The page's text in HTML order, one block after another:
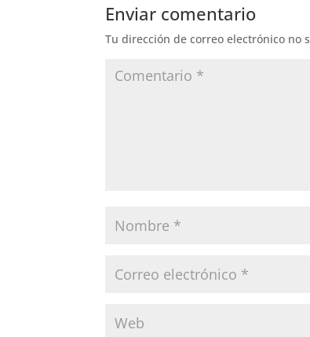
Enviar comentario
Tu dirección de correo electrónico no